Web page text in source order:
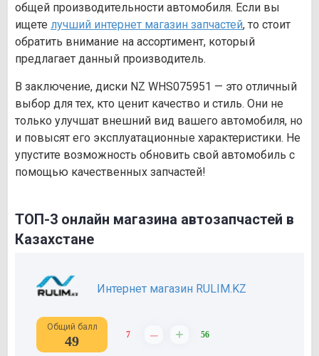
общей производительности автомобиля. Если вы
ищете лучший интернет магазин запчастей, то стоит
обратить внимание на ассортимент, который
предлагает данный производитель.
В заключение, диски NZ WHS075951 — это отличный
выбор для тех, кто ценит качество и стиль. Они не
только улучшат внешний вид вашего автомобиля, но
и повысят его эксплуатационные характеристики. Не
упустите возможность обновить свой автомобиль с
помощью качественных запчастей!
ТОП-3 онлайн магазина автозапчастей в
Казахстане
Интернет магазин RULIM.KZ
Общий балл
49 7 – + 56